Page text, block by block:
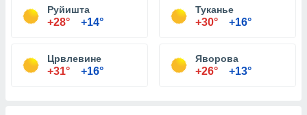
Руйишта
+28° +14°
Туканье
+30° +16°
Црвлевине
+31° +16°
Яворова
+26° +13°